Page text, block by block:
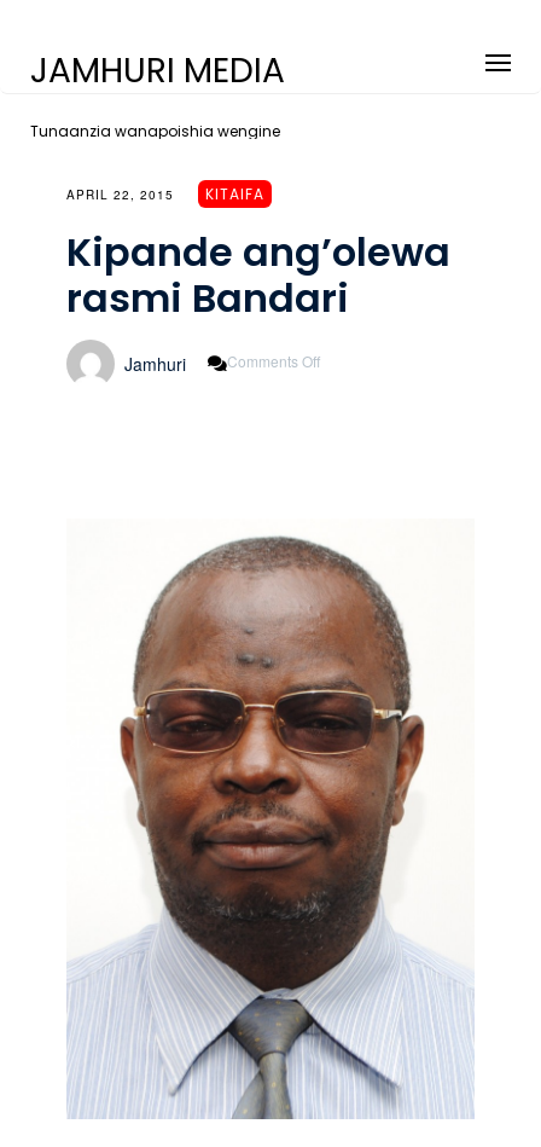
JAMHURI MEDIA
Tunaanzia wanapoishia wengine
APRIL 22, 2015 KITAIFA
Kipande ang’olewa
rasmi Bandari
Jamhuri Comments Off